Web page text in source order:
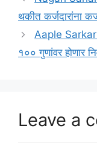
थकीत कर्जदारांना
Aaple
१०० गुणांवर होणार
Leave a